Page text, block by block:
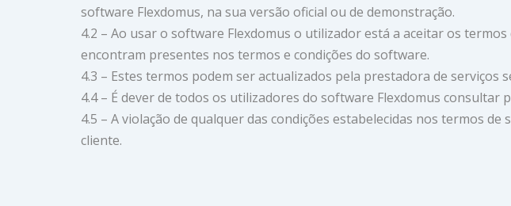
software Flexdomus, na sua versão oficial ou de demonstração.
4.2 – Ao usar o software Flexdomus o utilizador está a aceitar os
encontram presentes nos termos e condições do software.
4.3 – Estes termos podem ser actualizados pela prestadora de serviços
4.4 – É dever de todos os utilizadores do software Flexdomus
4.5 – A violação de qualquer das condições estabelecidas nos termos
cliente.